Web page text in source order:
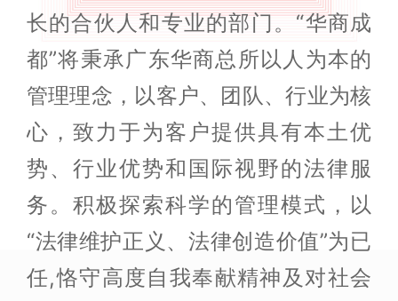
长的合伙人和专业的部门。“华商成
都”将秉承广东华商总所以人为本的
管理理念，以客户、团队、行业为核
心，致力于为客户提供具有本土优
势、行业优势和国际视野的法律服
务。积极探索科学的管理模式，以
“法律维护正义、法律创造价值”为已
任,恪守高度自我奉献精神及对社会